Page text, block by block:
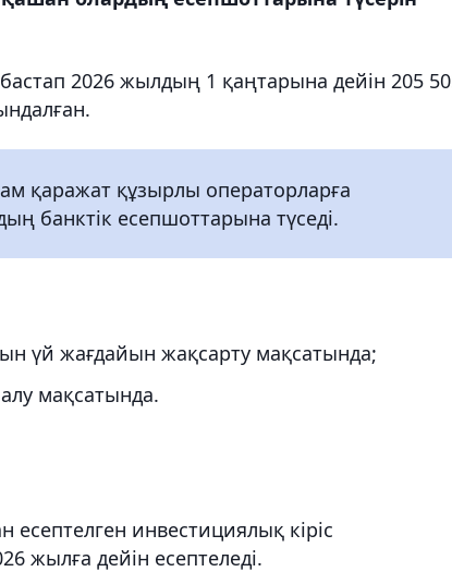
2026 жылдың 1 қаңтарына дейін 205
қаражат құзырлы операторларға
банктік есепшоттарына түседі.
үй жағдайын жақсарту мақсатында;
мақсатында.
инвестициялық кіріс
жылға дейін есептеледі.